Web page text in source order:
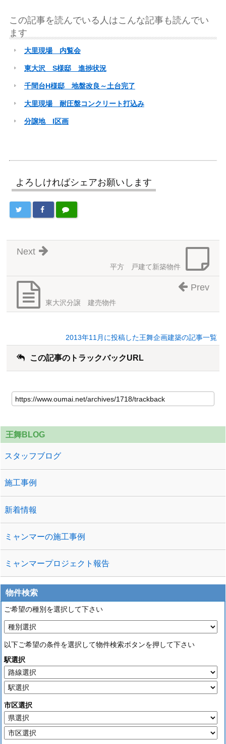
この記事を読んでいる人はこんな記事も読んでい
ます
大里現場 内覧会
東大沢 S様邸 進捗状況
千間台H様邸 地盤改良～土台完了
大里現場 耐圧盤コンクリート打込み
分譲地 I区画
よろしければシェアお願いします
平方 戸建て新築物件
Next
東大沢分譲 建売物件
Prev
2013年11月に投稿した王舞企画建築の記事一覧
この記事のトラックバックURL
王舞BLOG
スタッフブログ
施工事例
新着情報
ミャンマーの施工事例
ミャンマープロジェクト報告
物件検索
ご希望の種別を選択して下さい
以下ご希望の条件を選択して物件検索ボタンを押して下さい
駅選択
市区選択